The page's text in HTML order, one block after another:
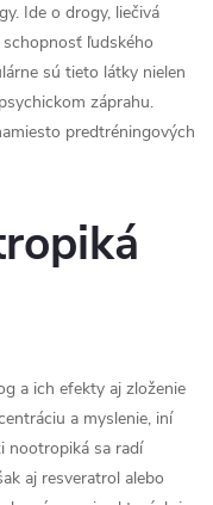
Ide o drogy, liečivá
ľudského
sú tieto látky nielen
záprahu.
predtréningových
a ich efekty aj zloženie
a myslenie, iní
nootropiká sa radí
aj resveratrol alebo